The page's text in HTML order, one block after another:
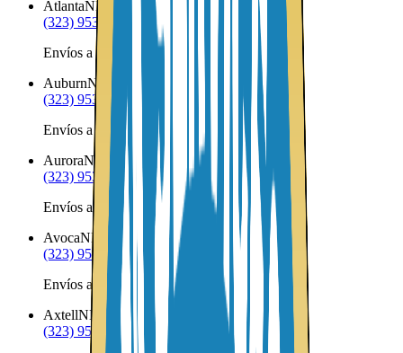
AtlantaNE
(323) 953-8100
Envíos a Nicaragua desde Atlanta
AuburnNE
(323) 953-8100
Envíos a Nicaragua desde Auburn
AuroraNE
(323) 953-8100
Envíos a Nicaragua desde Aurora
AvocaNE
(323) 953-8100
Envíos a Nicaragua desde Avoca
AxtellNE
(323) 953-8100